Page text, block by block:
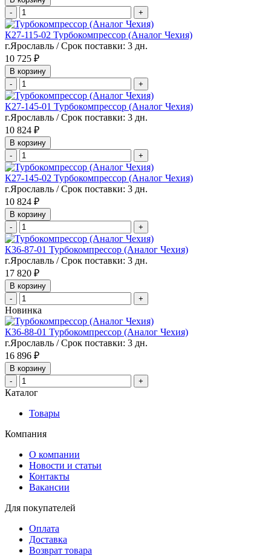
-
+
К27-115-02 Турбокомпрессор (Аналог Чехия)
г.Ярославль / Срок поставки: 3 дн.
10 725 ₽
В корзину
-
+
К27-145-01 Турбокомпрессор (Аналог Чехия)
г.Ярославль / Срок поставки: 3 дн.
10 824 ₽
В корзину
-
+
К27-145-02 Турбокомпрессор (Аналог Чехия)
г.Ярославль / Срок поставки: 3 дн.
10 824 ₽
В корзину
-
+
К36-87-01 Турбокомпрессор (Аналог Чехия)
г.Ярославль / Срок поставки: 3 дн.
17 820 ₽
В корзину
-
+
Новинка
К36-88-01 Турбокомпрессор (Аналог Чехия)
г.Ярославль / Срок поставки: 3 дн.
16 896 ₽
В корзину
-
+
Каталог
Товары
Компания
О компании
Новости и статьи
Контакты
Вакансии
Для покупателей
Оплата
Доставка
Возврат товара